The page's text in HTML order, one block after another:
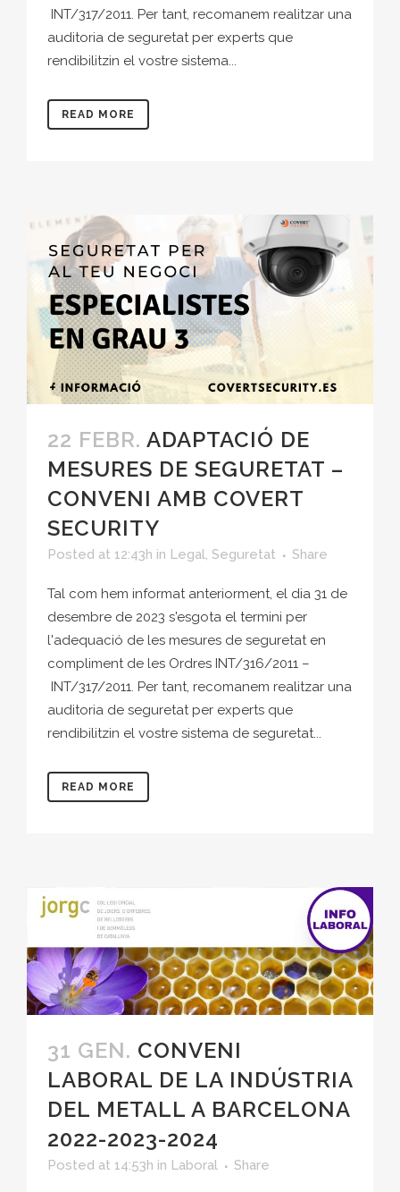
INT/317/2011. Per tant, recomanem realitzar una
auditoria de seguretat per experts que
rendibilitzin el vostre sistema...
READ MORE
22 FEBR. ADAPTACIÓ DE
MESURES DE SEGURETAT –
CONVENI AMB COVERT
SECURITY
Posted at 12:43h in Legal, Seguretat Share
Tal com hem informat anteriorment, el dia 31 de
desembre de 2023 s'esgota el termini per
l'adequació de les mesures de seguretat en
compliment de les Ordres INT/316/2011 –
INT/317/2011. Per tant, recomanem realitzar una
auditoria de seguretat per experts que
rendibilitzin el vostre sistema de seguretat...
READ MORE
31 GEN. CONVENI
LABORAL DE LA INDÚSTRIA
DEL METALL A BARCELONA
2022-2023-2024
Posted at 14:53h in Laboral Share